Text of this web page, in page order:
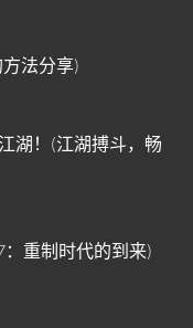
法分享)
湖！(江湖搏斗，畅
重制时代的到来)